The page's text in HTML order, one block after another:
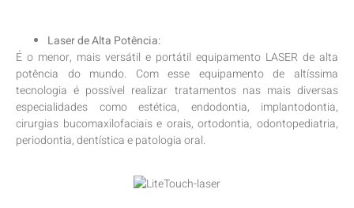
Laser de Alta Potência:
É o menor, mais versátil e portátil equipamento LASER de alta
potência do mundo. Com esse equipamento de altíssima
tecnologia é possível realizar tratamentos nas mais diversas
especialidades como estética, endodontia, implantodontia,
cirurgias bucomaxilofaciais e orais, ortodontia, odontopediatria,
periodontia, dentística e patologia oral.